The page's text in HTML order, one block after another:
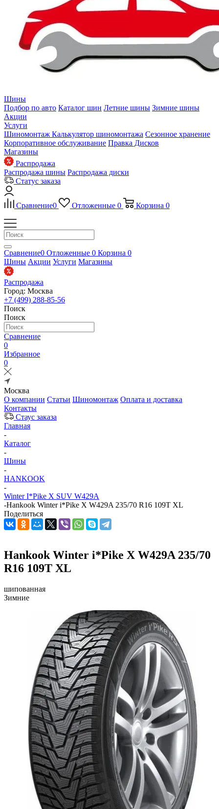
Шины
Подбор по авто Каталог шин Летние шины Зимние шины
Акции
Услуги
Шиномонтаж Калькулятор шиномонтажа Сезонное хранение
Корпоративное обслуживание Правка Дисков
Магазины
Распродажа
Распродажа шины Распродажа диски
Статус заказа
Сравнение0 Отложенные 0 Корзина 0
Сравнение0 Отложенные 0 Корзина 0
Шины Акции Услуги Магазины
Распродажа
Город: Москва
+7 (499) 288-85-56
Поиск
Поиск
Сравнение
0
Избранное
0
Москва
О компании Статьи Шиномонтаж Оплата и доставка
Контакты
Стаус заказа
Главная
-
Каталог
-
Шины
-
HANKOOK
-
Winter I*Pike X SUV W429A
-Hankook Winter i*Pike X W429A 235/70 R16 109T XL
Поделиться
Hankook Winter i*Pike X W429A 235/70
R16 109T XL
шипованная
Зимние